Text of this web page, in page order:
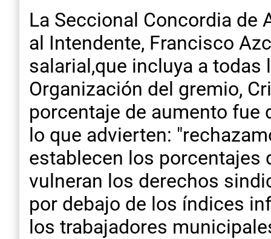
La Seccional Concordia de
al Intendente, Francisco
salarial,que incluya a todas
Organización del gremio,
porcentaje de aumento
lo que advierten:
establecen los porcentajes
vulneran los derechos
por debajo de los índices
los trabajadores